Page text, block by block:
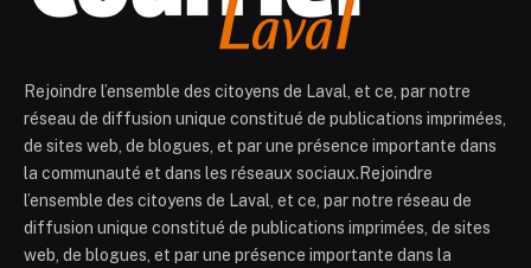
Rejoindre l’ensemble des citoyens de Laval, et ce, par notre
réseau de diffusion unique constitué de publications imprimées,
de sites web, de blogues, et par une présence importante dans
la communauté et dans les réseaux sociaux.Rejoindre
l’ensemble des citoyens de Laval, et ce, par notre réseau de
diffusion unique constitué de publications imprimées, de sites
web, de blogues, et par une présence importante dans la